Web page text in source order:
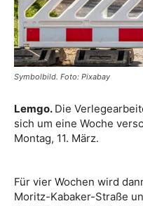
Symbolbild. Foto: Pixabay
Lemgo. Die
sich um eine Woche
Montag, 11. März.
Für vier Wochen wird
Moritz-Kabaker-Straße